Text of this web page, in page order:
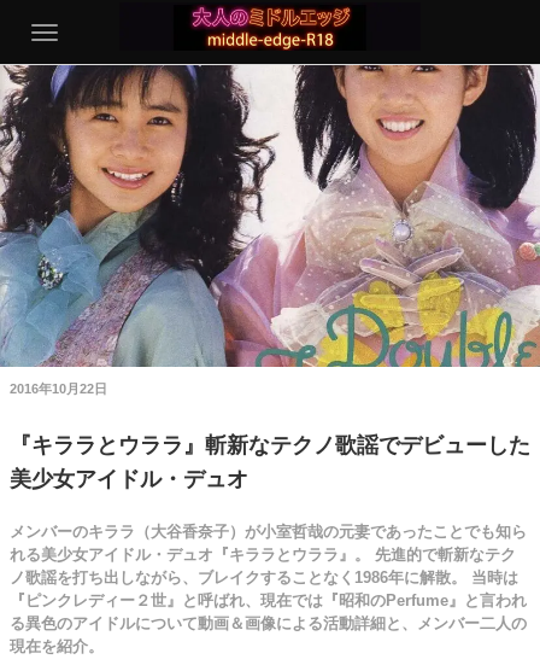
2016年10月22日
『キララとウララ』斬新なテクノ歌謡でデビューした
美少女アイドル・デュオ
メンバーのキララ（大谷香奈子）が小室哲哉の元妻であったことでも知ら
れる美少女アイドル・デュオ『キララとウララ』。 先進的で斬新なテク
ノ歌謡を打ち出しながら、ブレイクすることなく1986年に解散。 当時は
『ピンクレディー２世』と呼ばれ、現在では『昭和のPerfume』と言われ
る異色のアイドルについて動画＆画像による活動詳細と、メンバー二人の
現在を紹介。